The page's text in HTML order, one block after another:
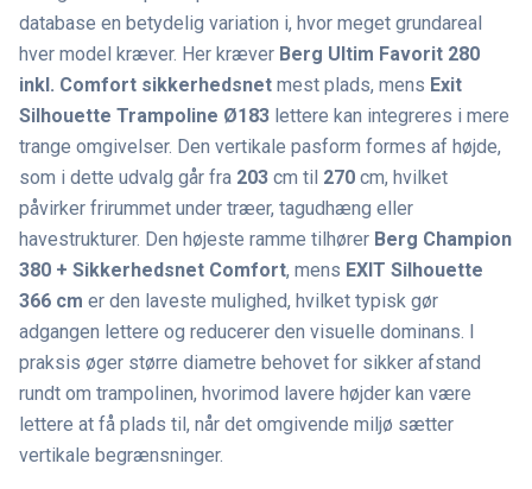
database en betydelig variation i, hvor meget grundareal
hver model kræver. Her kræver Berg Ultim Favorit 280
inkl. Comfort sikkerhedsnet mest plads, mens Exit
Silhouette Trampoline Ø183 lettere kan integreres i mere
trange omgivelser. Den vertikale pasform formes af højde,
som i dette udvalg går fra 203 cm til 270 cm, hvilket
påvirker frirummet under træer, tagudhæng eller
havestrukturer. Den højeste ramme tilhører Berg Champion
380 + Sikkerhedsnet Comfort, mens EXIT Silhouette
366 cm er den laveste mulighed, hvilket typisk gør
adgangen lettere og reducerer den visuelle dominans. I
praksis øger større diametre behovet for sikker afstand
rundt om trampolinen, hvorimod lavere højder kan være
lettere at få plads til, når det omgivende miljø sætter
vertikale begrænsninger.